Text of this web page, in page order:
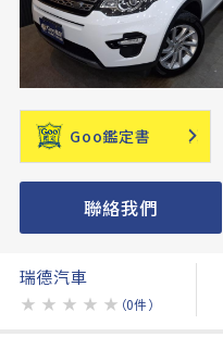
Goo鑑定書
聯絡我們
瑞德汽車
★ ★ ★ ★ ★ （0件）